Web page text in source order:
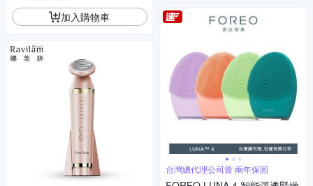
加入購物車
台灣總代理公司貨 兩年保固